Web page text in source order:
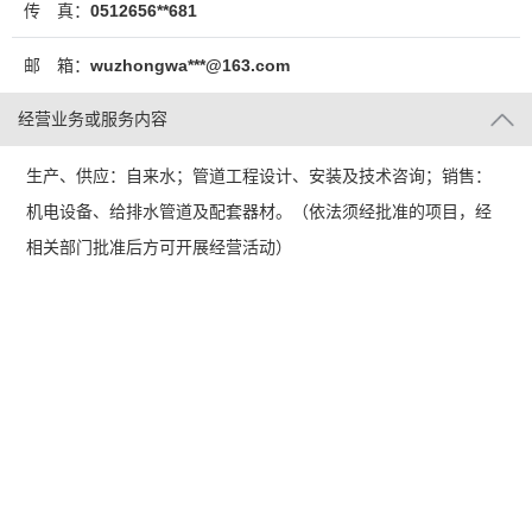
传 真： 0512656**681
邮 箱： wuzhongwa***@163.com
经营业务或服务内容
生产、供应：自来水；管道工程设计、安装及技术咨询；销售：
机电设备、给排水管道及配套器材。（依法须经批准的项目，经
相关部门批准后方可开展经营活动）